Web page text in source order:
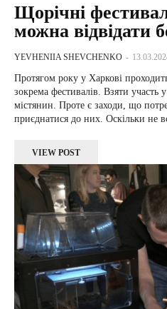
Щорічні
можна відвідати
YEVHENIIA SHEVCHENKO -
Протягом року у Харкові проходить
зокрема фестивалів. Взяти
містянин. Проте є заходи, що
приєднатися до них. Оскільки не
VIEW POST